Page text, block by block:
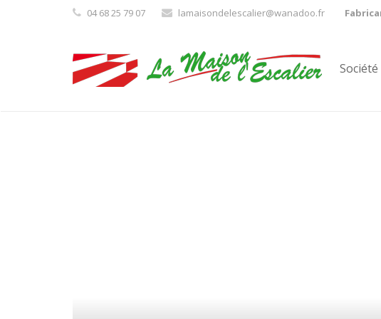
04 68 25 79 07 lamaisondelescalier@wanadoo.fr
Société